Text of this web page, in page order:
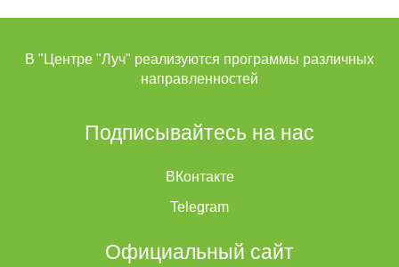
В "Центре "Луч" реализуются программы различных
направленностей
Подписывайтесь на нас
ВКонтакте
Telegram
Официальный сайт